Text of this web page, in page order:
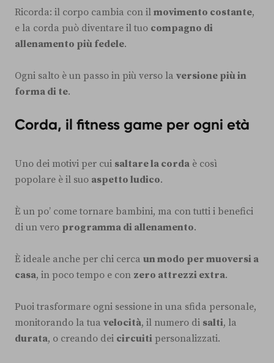
Ricorda: il corpo cambia con il movimento costante,
e la corda può diventare il tuo compagno di
allenamento più fedele.
Ogni salto è un passo in più verso la versione più in
forma di te.
Corda, il fitness game per ogni età
Uno dei motivi per cui saltare la corda è così
popolare è il suo aspetto ludico.
È un po’ come tornare bambini, ma con tutti i benefici
di un vero programma di allenamento.
È ideale anche per chi cerca un modo per muoversi a
casa, in poco tempo e con zero attrezzi extra.
Puoi trasformare ogni sessione in una sfida personale,
monitorando la tua velocità, il numero di salti, la
durata, o creando dei circuiti personalizzati.